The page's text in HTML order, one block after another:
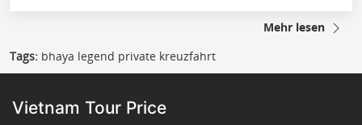
Mehr lesen
Tags: bhaya legend private kreuzfahrt
Vietnam Tour Price